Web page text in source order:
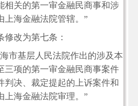
相关的第一审金融民商事和涉
上海金融法院管辖。”
修改为第七条：
市基层人民法院作出的涉及本
三项的第一审金融民商事案件
判决、裁定提起的上诉案件和
上海金融法院审理。”